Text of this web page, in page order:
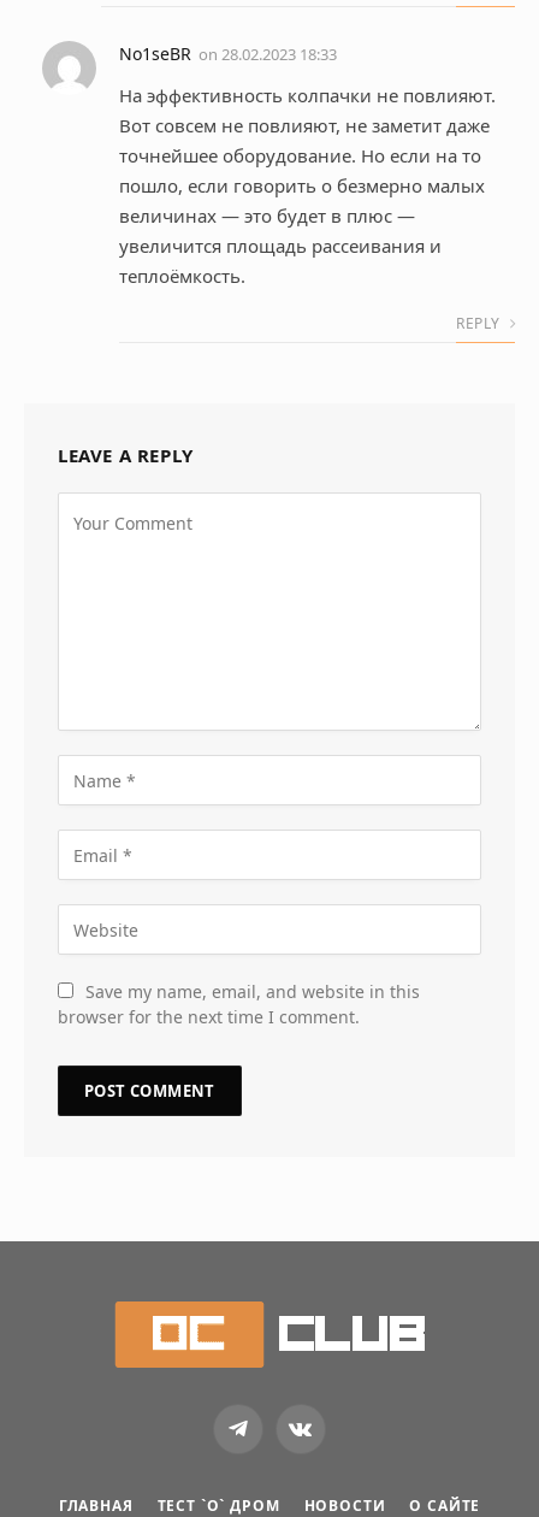
No1seBR on 28.02.2023 18:33
На эффективность колпачки не повлияют.
Вот совсем не повлияют, не заметит даже
точнейшее оборудование. Но если на то
пошло, если говорить о безмерно малых
величинах — это будет в плюс —
увеличится площадь рассеивания и
теплоёмкость.
REPLY
LEAVE A REPLY
Save my name, email, and website in this
browser for the next time I comment.
TelegramVKontakte
ГЛАВНАЯ ТЕСТ `О` ДРОМ НОВОСТИ О САЙТЕ